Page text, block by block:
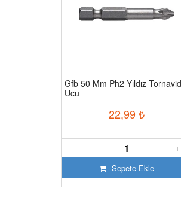
Gfb 50 Mm Ph2 Yıldız
Ucu
22,99₺
+
-
Sepete Ekle